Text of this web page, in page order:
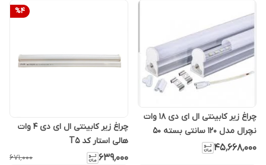
چراغ زیر کابینتی ال ای دی 18 وات
نچرال مدل 120 سانتی بسته 50
تایی
۴۵٬۶۶۸٬۰۰۰
%4
چراغ زیر کابینتی ال ای دی 4 وات
هالی استار کد T5
۶۳۹٬۰۰۰ ۶۷۱٬۰۰۰